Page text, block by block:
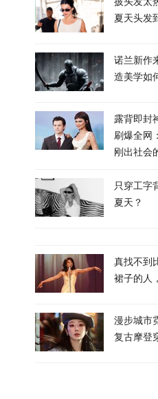
夏天头发
诺兰新作
造美学如
露背即封
刷爆全网
刚出社会
只穿工字
夏天？
真找不到
裙子的人
漫步城市
复古摩登